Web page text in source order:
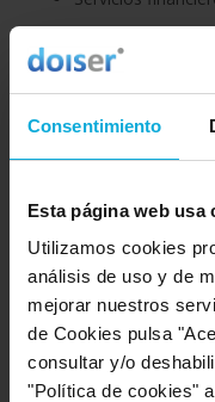
Consentimiento
Esta página web usa
Utilizamos cookies
análisis de uso y de
mejorar nuestros
de Cookies pulsa
consultar y/o
"Política de cookies"
Ubicación de